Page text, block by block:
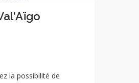
la possibilité de